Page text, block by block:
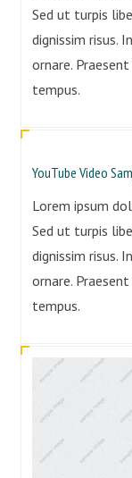
Sed ut turpis
dignissim risus.
ornare.
tempus.
YouTube Video
Lorem ipsum
Sed ut turpis
dignissim risus.
ornare.
tempus.